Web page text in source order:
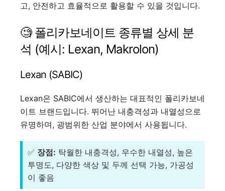
고, 안전하고 효율적으로 활용할 수 있을 것입니다.
🧐 폴리카보네이트 종류별 상세 분
석 (예시: Lexan, Makrolon)
Lexan (SABIC)
Lexan은 SABIC에서 생산하는 대표적인 폴리카보네
이트 브랜드입니다. 뛰어난 내충격성과 내열성으로
유명하며, 광범위한 산업 분야에서 사용됩니다.
✅ 장점: 탁월한 내충격성, 우수한 내열성, 높은
투명도, 다양한 색상 및 두께 선택 가능, 가공성
이 좋음